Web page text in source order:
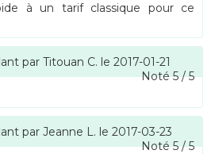
à un tarif classique pour ce
par Titouan C. le 2017-01-21
Noté5/5
par Jeanne L. le 2017-03-23
Noté5/5